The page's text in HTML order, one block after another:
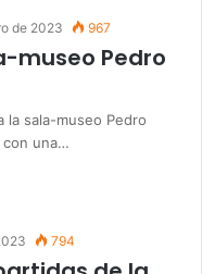
de 2023 967
museo Pedro
la sala-museo Pedro
con una…
794